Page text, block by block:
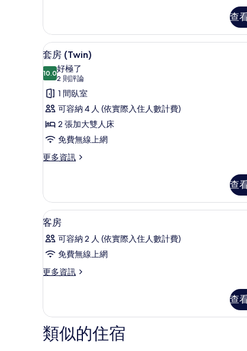
片
Single)
的
詳
情
查
顯
示
套
房
(Twin)
的
所
有
套房 (Twin) | 高級寢具、
23
套房 (Twin)
10.010.0 分，滿分 10 分
好極了
2 則評論
(2
則
評
論)
1 間臥室
可容納 4 人 (依實際入住人數計費)
2 張加大雙人床
免費無線上網
更多資訊
更
(Twin)
的
詳
查
顯
示
客
的
有
相
片
高級寢具、記憶床墊、
10
客房
可容納 2 人 (依實際入住人數計費)
免費無線上網
更多資訊
更
的
詳
情
查
類似的住宿